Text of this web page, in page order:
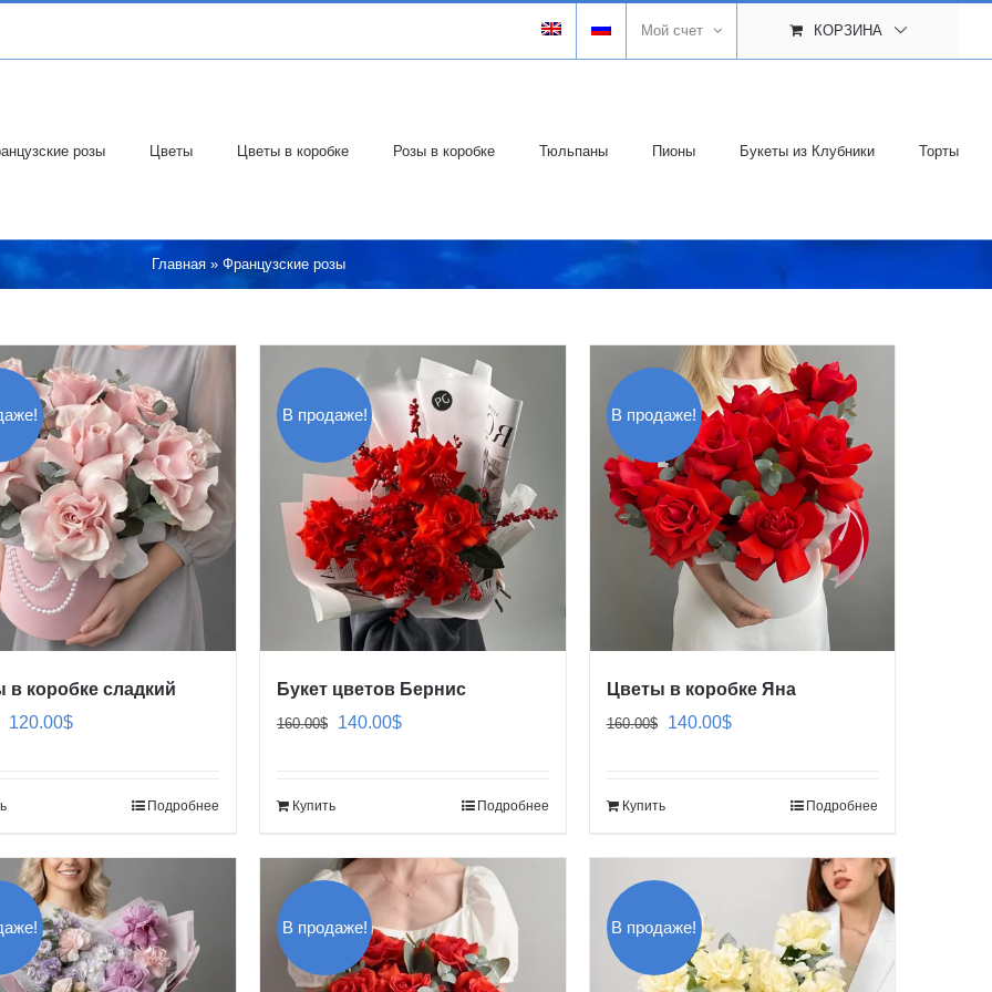
Мой счет КОРЗИНА
розы Цветы Цветы в коробке Розы в коробке Тюльпаны Пионы Букеты из Клубники Торты
Главная» Французские розы
в коробке сладкий
Первоначальная
120.00$Текущая
Подробнее
В продаже!
Букет цветов Бернис
160.00$
Первоначальная
140.00$Текущая
Купить Подробнее
В продаже!
Цветы в коробке Яна
160.00$
Первоначальная
140.00$Текущая
Купить Подробнее
В продаже! В продаже!